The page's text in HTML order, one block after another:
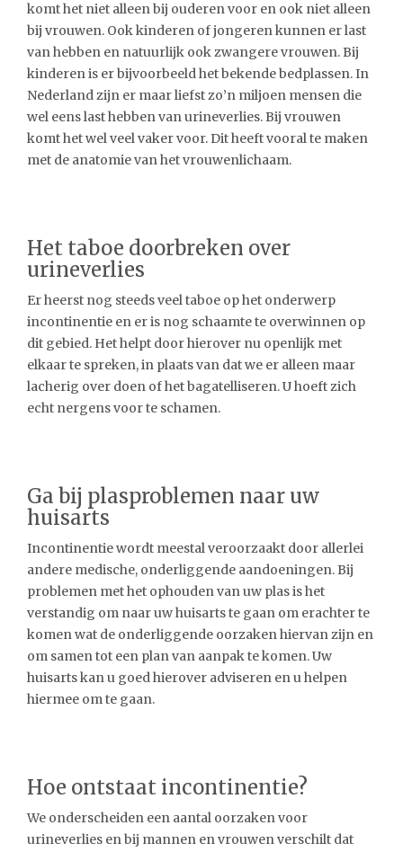
komt het niet alleen bij ouderen voor en ook niet alleen
bij vrouwen. Ook kinderen of jongeren kunnen er last
van hebben en natuurlijk ook zwangere vrouwen. Bij
kinderen is er bijvoorbeeld het bekende bedplassen. In
Nederland zijn er maar liefst zo’n miljoen mensen die
wel eens last hebben van urineverlies. Bij vrouwen
komt het wel veel vaker voor. Dit heeft vooral te maken
met de anatomie van het vrouwenlichaam.
Het taboe doorbreken over
urineverlies
Er heerst nog steeds veel taboe op het onderwerp
incontinentie en er is nog schaamte te overwinnen op
dit gebied. Het helpt door hierover nu openlijk met
elkaar te spreken, in plaats van dat we er alleen maar
lacherig over doen of het bagatelliseren. U hoeft zich
echt nergens voor te schamen.
Ga bij plasproblemen naar uw
huisarts
Incontinentie wordt meestal veroorzaakt door allerlei
andere medische, onderliggende aandoeningen. Bij
problemen met het ophouden van uw plas is het
verstandig om naar uw huisarts te gaan om erachter te
komen wat de onderliggende oorzaken hiervan zijn en
om samen tot een plan van aanpak te komen. Uw
huisarts kan u goed hierover adviseren en u helpen
hiermee om te gaan.
Hoe ontstaat incontinentie?
We onderscheiden een aantal oorzaken voor
urineverlies en bij mannen en vrouwen verschilt dat